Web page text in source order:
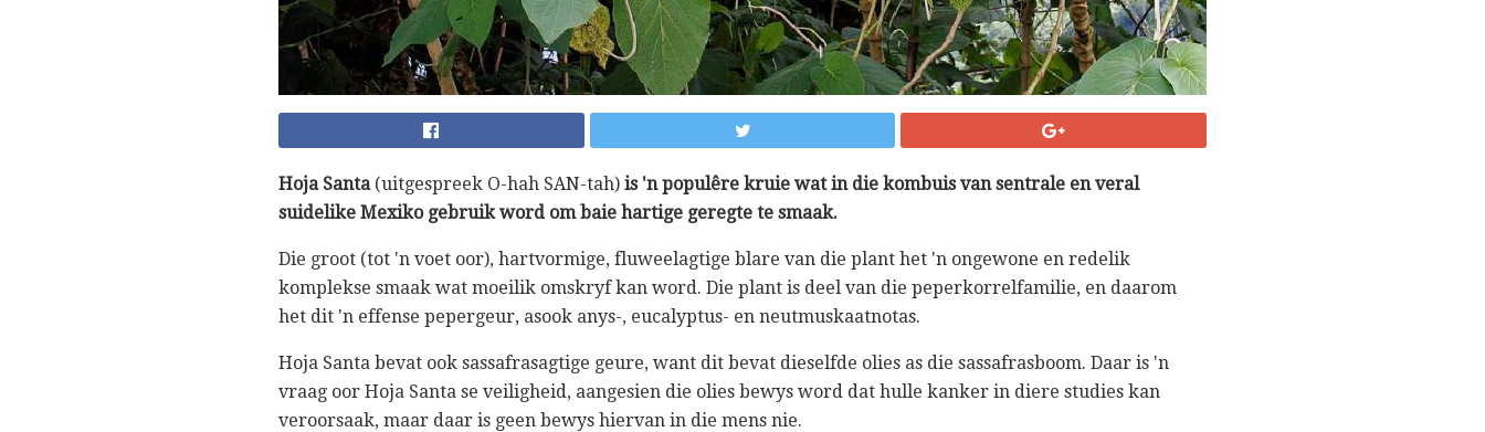
Hoja Santa(uitgespreek O-hah SAN-tah) is 'n populêre kruie wat in die kombuis van sentrale en veral
suidelike Mexiko gebruik word om baie hartige geregte te smaak.
Die groot (tot 'n voet oor), hartvormige, fluweelagtige blare van die plant het 'n ongewone en redelik
komplekse smaak wat moeilik omskryf kan word. Die plant is deel van die peperkorrelfamilie, en daarom
het dit 'n effense pepergeur, asook anys-, eucalyptus- en neutmuskaatnotas.
Hoja Santa bevat ook sassafrasagtige geure, want dit bevat dieselfde olies as die sassafrasboom. Daar is 'n
vraag oor Hoja Santa se veiligheid, aangesien die olies bewys word dat hulle kanker in diere studies kan
veroorsaak, maar daar is geen bewys hiervan in die mens nie.